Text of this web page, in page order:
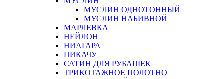
МУСЛИН ОДНОТОННЫЙ
МУСЛИН НАБИВНОЙ
МАРЛЕВКА
НЕЙЛОН
НИАГАРА
ПИКАЧУ
САТИН ДЛЯ РУБАШЕК
ТРИКОТАЖНОЕ ПОЛОТНО